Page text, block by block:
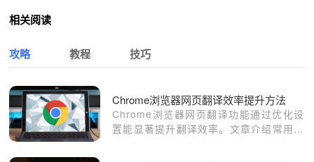
相关阅读
攻略 教程 技巧
Chrome浏览器网页翻译效率提升方法
Chrome浏览器网页翻译功能通过优化设
置能显著提升翻译效率。文章介绍常用操